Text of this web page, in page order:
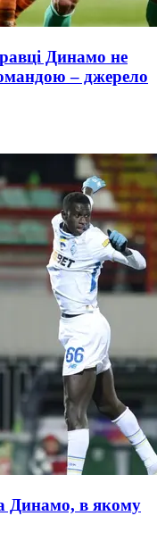
Динамо не
– джерело
Динамо, в якому